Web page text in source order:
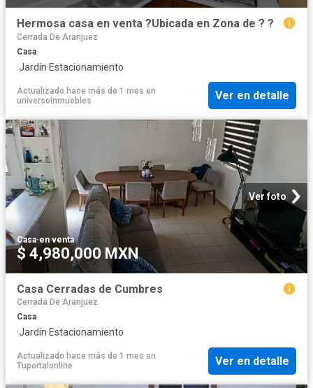
Hermosa casa en venta ?Ubicada en Zona de ? ?
Cerrada De Aranjuez
Casa
·Jardín·Estacionamiento
Actualizado hace más de 1 mes en
universoInmuebles
Ver en detalle
Ver foto
Casa·en venta
$ 4,980,000 MXN
Casa Cerradas de Cumbres
Cerrada De Aranjuez
Casa
·Jardín·Estacionamiento
Actualizado hace más de 1 mes en
Tuportalonline
Ver en detalle